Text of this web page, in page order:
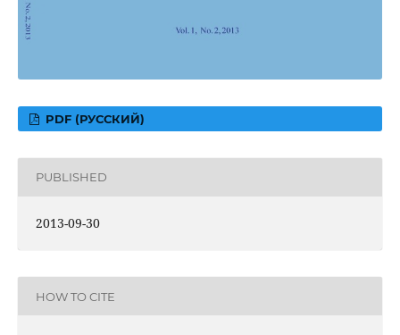
PDF (РУССКИЙ)
PUBLISHED
2013-09-30
HOW TO CITE